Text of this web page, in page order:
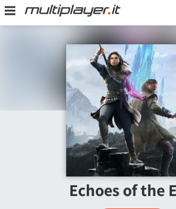
Echoes of the